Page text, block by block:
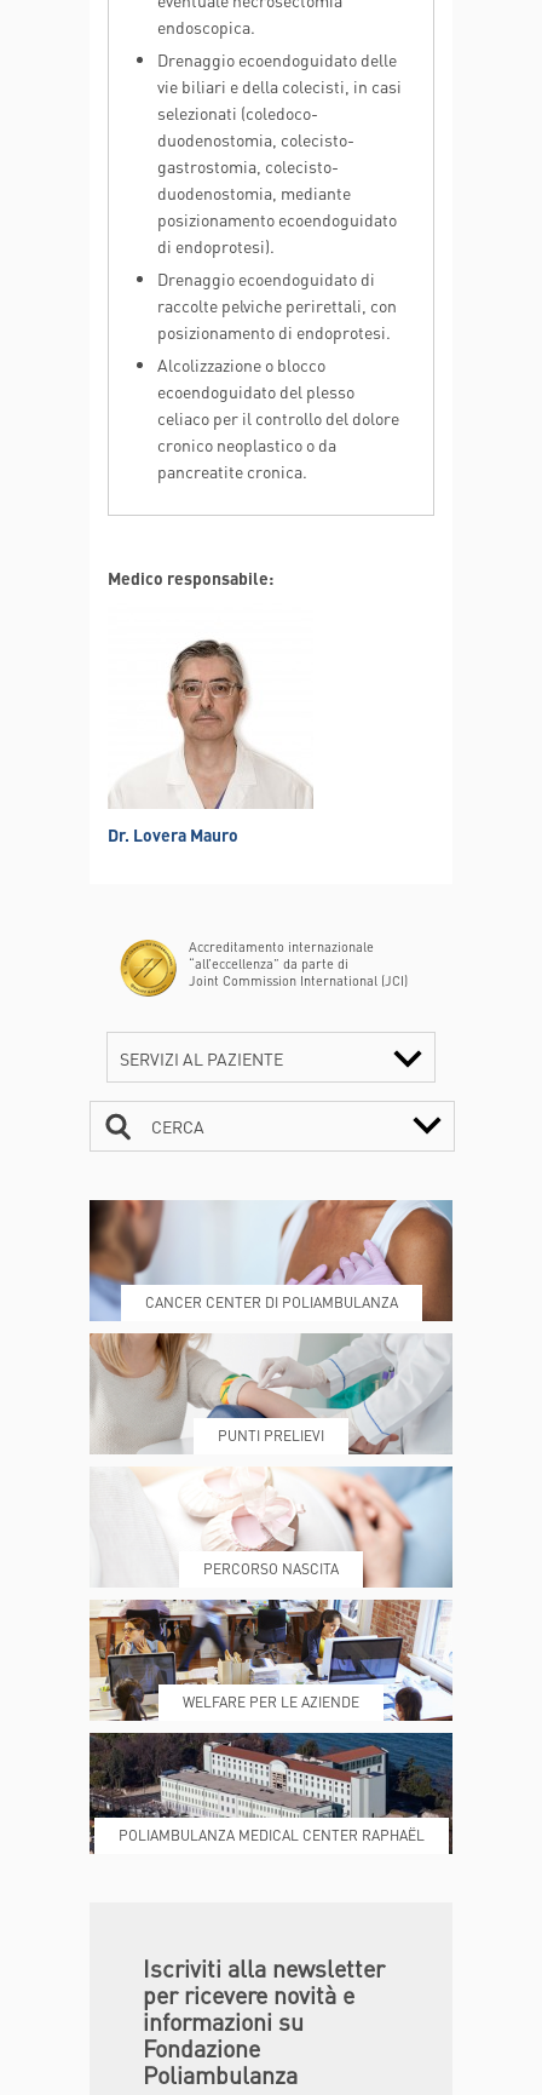
endoscopica.
Drenaggio ecoendoguidato delle
vie biliari e della colecisti, in casi
selezionati (coledoco-
duodenostomia, colecisto-
gastrostomia, colecisto-
duodenostomia, mediante
posizionamento ecoendoguidato
di endoprotesi).
Drenaggio ecoendoguidato di
raccolte pelviche perirettali, con
posizionamento di endoprotesi.
Alcolizzazione o blocco
ecoendoguidato del plesso
celiaco per il controllo del dolore
cronico neoplastico o da
pancreatite cronica.
Medico responsabile:
Dr. Lovera Mauro
Accreditamento internazionale
“all’eccellenza” da parte di
Joint Commission International (JCI)
SERVIZI AL PAZIENTE
DOVE SIAMO ESAMI E VISITE
PRENOTA MY POLI
REFERTI REPARTI
DONA ORA MAGAZINE
CERCA
CANCER CENTER DI POLIAMBULANZA
PUNTI PRELIEVI
PERCORSO NASCITA
WELFARE PER LE AZIENDE
POLIAMBULANZA MEDICAL CENTER RAPHAËL
Iscriviti alla newsletter
per ricevere novità e
informazioni su
Fondazione
Poliambulanza